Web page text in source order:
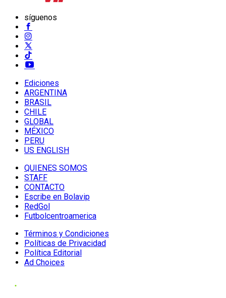
síguenos
Ediciones
ARGENTINA
BRASIL
CHILE
GLOBAL
MÉXICO
PERU
US ENGLISH
QUIENES SOMOS
STAFF
CONTACTO
Escribe en Bolavip
RedGol
Futbolcentroamerica
Términos y Condiciones
Políticas de Privacidad
Política Editorial
Ad Choices